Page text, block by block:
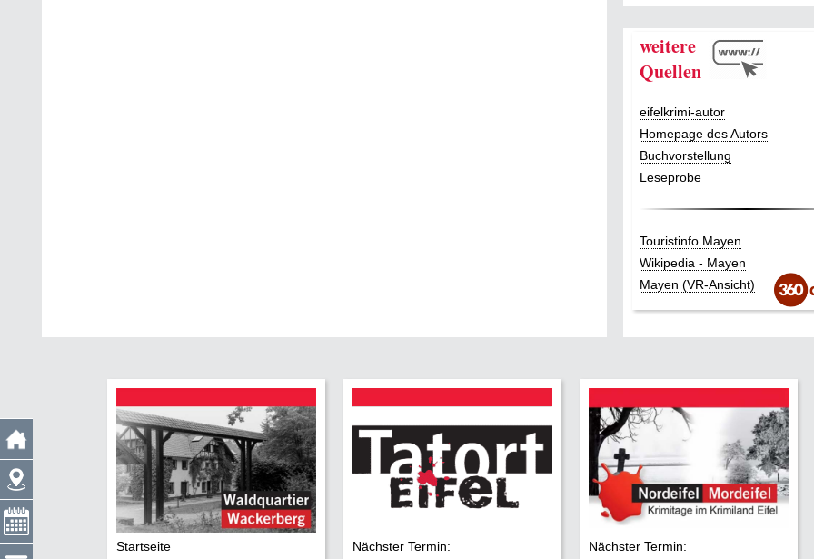
weitere
Quellen
eifelkrimi-autor
Homepage des Autors
Buchvorstellung
Leseprobe
Touristinfo Mayen
Wikipedia - Mayen
Mayen (VR-Ansicht)
Startseite
Nächster Termin:
Nächster Termin: